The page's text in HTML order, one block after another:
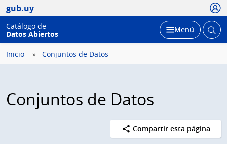
gub.uy
Catálogo de
Datos Abiertos
Desplegar
Menú Abrir
Inicio Conjuntos de Datos
Conjuntos de Datos
Compartir esta página